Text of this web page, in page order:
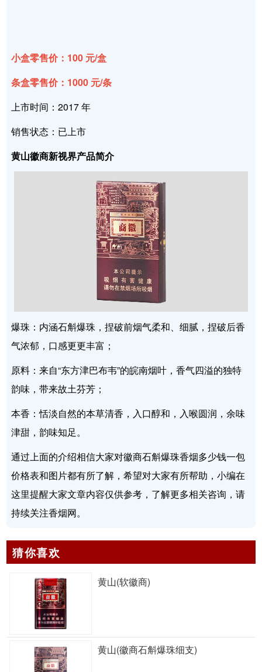
小盒零售价：100 元/盒
条盒零售价：1000 元/条
上市时间：2017 年
销售状态：已上市
黄山徽商新视界产品简介
爆珠：内涵石斛爆珠，捏破前烟气柔和、细腻，捏破后香
气浓郁，口感更更丰富；
原料：来自“东方津巴布韦”的皖南烟叶，香气四溢的独特
韵味，带来故土芬芳；
本香：恬淡自然的本草清香，入口醇和，入喉圆润，余味
津甜，韵味知足。
通过上面的介绍相信大家对徽商石斛爆珠香烟多少钱一包
价格表和图片都有所了解，希望对大家有所帮助，小编在
这里提醒大家文章内容仅供参考，了解更多相关咨询，请
持续关注香烟网。
猜你喜欢
黄山(软徽商)
黄山(徽商石斛爆珠细支)